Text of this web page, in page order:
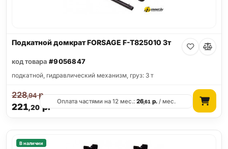
Подкатной домкрат FORSAGE F-T825010 3т
код товара #9056847
подкатной, гидравлический механизм, груз: 3 т
221,20р.
228,94р.
Оплата частями на 12 мес.:26,61 р. / мес.
В наличии